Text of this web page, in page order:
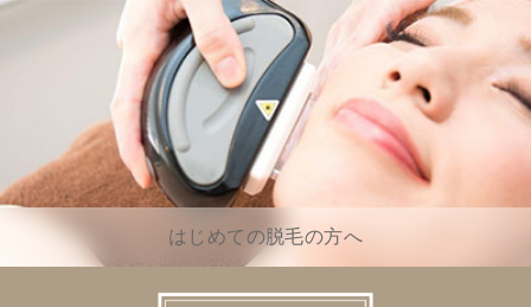
はじめての脱毛の方へ